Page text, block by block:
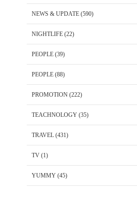
NEWS & UPDATE (590)
NIGHTLIFE (22)
PEOPLE (39)
PEOPLE (88)
PROMOTION (222)
TEACHNOLOGY (35)
TRAVEL (431)
TV (1)
YUMMY (45)